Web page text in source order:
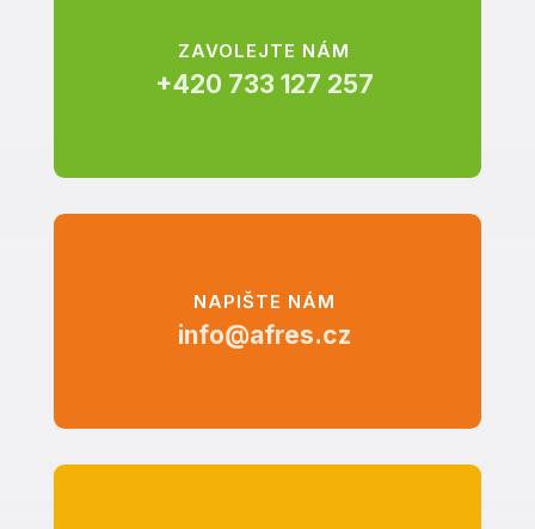
ZAVOLEJTE NÁM
+420 733 127 257
NAPIŠTE NÁM
info@afres.cz